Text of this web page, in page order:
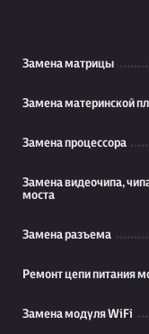
Замена матрицы
Замена материнской
Замена процессора
Замена видеочипа,
моста
Замена разъема
Ремонт цепи питания
Замена модуля WiFi